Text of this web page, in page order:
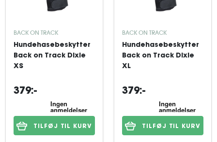
BACK ON TRACK
Hundehasebeskytter
Back on Track Dixie
XS
379:-
TILFØJ TIL KURV
BACK ON TRACK
Hundehasebeskytter
Back on Track Dixie
XL
379:-
TILFØJ TIL KURV